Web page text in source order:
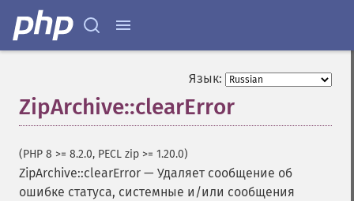
Язык:
ZipArchive::clearError
(PHP 8 >= 8.2.0, PECL zip >= 1.20.0)
ZipArchive::clearError — Удаляет сообщение об
ошибке статуса, системные и/или сообщения